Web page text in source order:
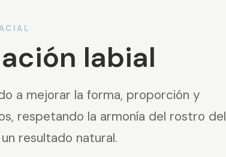
labial
a mejorar la forma, proporción y
respetando la armonía del rostro del
resultado natural.